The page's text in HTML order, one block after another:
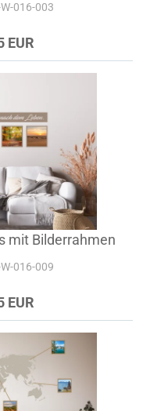
016-003
EUR
mit Bilderrahmen
016-009
EUR